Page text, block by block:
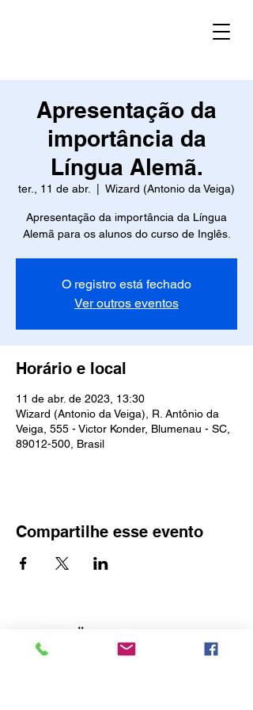
Apresentação da
importância da
Língua Alemã.
ter., 11 de abr. Wizard (Antonio da Veiga)
Apresentação da importância da Língua
Alemã para os alunos do curso de Inglês.
O registro está fechado
Ver outros eventos
Horário e local
11 de abr. de 2023, 13:30
Wizard (Antonio da Veiga), R. Antônio da
Veiga, 555 - Victor Konder, Blumenau - SC,
89012-500, Brasil
Compartilhe esse evento